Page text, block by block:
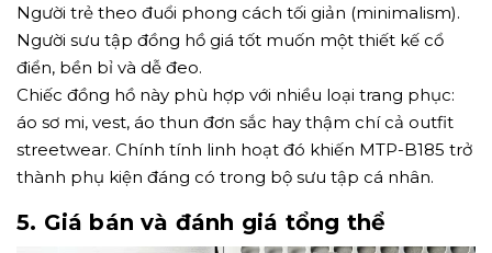
Người trẻ theo đuổi phong cách tối giản (minimalism).
Người sưu tập đồng hồ giá tốt muốn một thiết kế cổ
điển, bền bỉ và dễ đeo.
Chiếc đồng hồ này phù hợp với nhiều loại trang phục:
áo sơ mi, vest, áo thun đơn sắc hay thậm chí cả outfit
streetwear. Chính tính linh hoạt đó khiến MTP-B185 trở
thành phụ kiện đáng có trong bộ sưu tập cá nhân.
5. Giá bán và đánh giá tổng thể